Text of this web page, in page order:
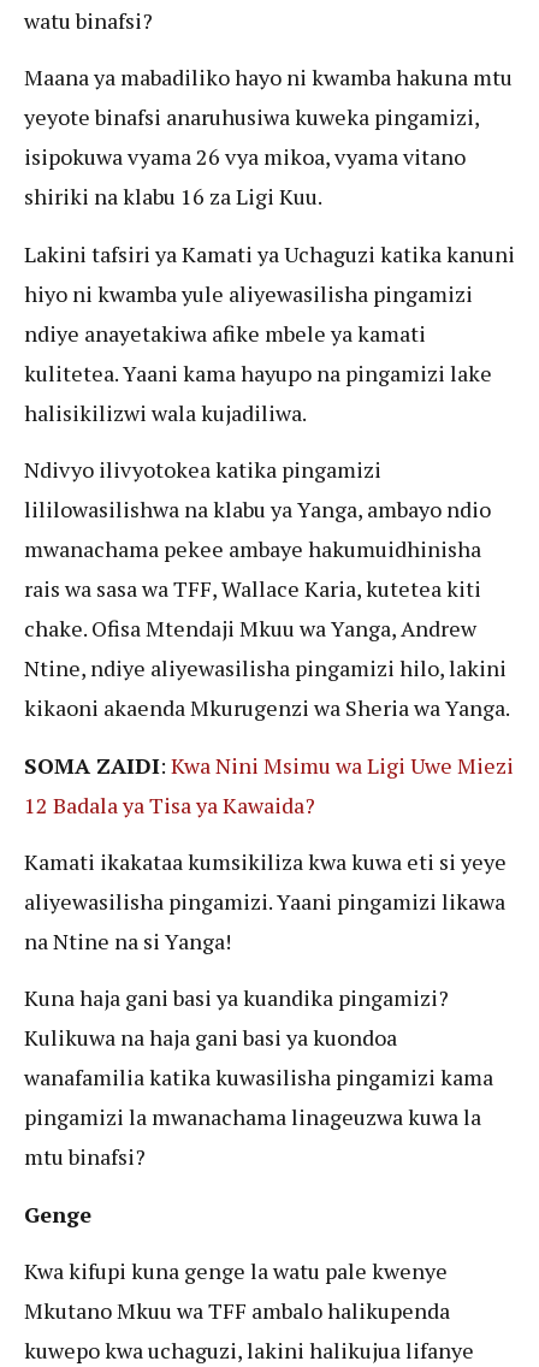
watu binafsi?
Maana ya mabadiliko hayo ni kwamba hakuna mtu
yeyote binafsi anaruhusiwa kuweka pingamizi,
isipokuwa vyama 26 vya mikoa, vyama vitano
shiriki na klabu 16 za Ligi Kuu.
Lakini tafsiri ya Kamati ya Uchaguzi katika kanuni
hiyo ni kwamba yule aliyewasilisha pingamizi
ndiye anayetakiwa afike mbele ya kamati
kulitetea. Yaani kama hayupo na pingamizi lake
halisikilizwi wala kujadiliwa.
Ndivyo ilivyotokea katika pingamizi
lililowasilishwa na klabu ya Yanga, ambayo ndio
mwanachama pekee ambaye hakumuidhinisha
rais wa sasa wa TFF, Wallace Karia, kutetea kiti
chake. Ofisa Mtendaji Mkuu wa Yanga, Andrew
Ntine, ndiye aliyewasilisha pingamizi hilo, lakini
kikaoni akaenda Mkurugenzi wa Sheria wa Yanga.
SOMA ZAIDI: Kwa Nini Msimu wa Ligi Uwe Miezi
12 Badala ya Tisa ya Kawaida?
Kamati ikakataa kumsikiliza kwa kuwa eti si yeye
aliyewasilisha pingamizi. Yaani pingamizi likawa
na Ntine na si Yanga!
Kuna haja gani basi ya kuandika pingamizi?
Kulikuwa na haja gani basi ya kuondoa
wanafamilia katika kuwasilisha pingamizi kama
pingamizi la mwanachama linageuzwa kuwa la
mtu binafsi?
Genge
Kwa kifupi kuna genge la watu pale kwenye
Mkutano Mkuu wa TFF ambalo halikupenda
kuwepo kwa uchaguzi, lakini halikujua lifanye